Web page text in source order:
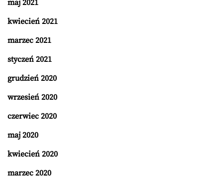
maj 2021
kwiecień 2021
marzec 2021
styczeń 2021
grudzień 2020
wrzesień 2020
czerwiec 2020
maj 2020
kwiecień 2020
marzec 2020